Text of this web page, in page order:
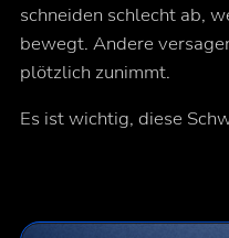
schneiden schlecht ab,
bewegt. Andere
plötzlich zunimmt.
Es ist wichtig, diese